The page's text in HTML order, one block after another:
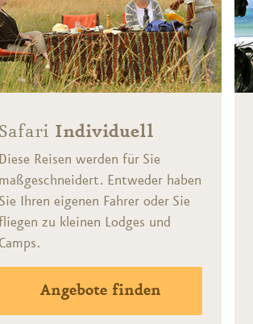
Safari Individuell
Diese Reisen werden für Sie
maßgeschneidert. Entweder haben
Sie Ihren eigenen Fahrer oder Sie
zu kleinen Lodges und
Camps.
Angebote finden